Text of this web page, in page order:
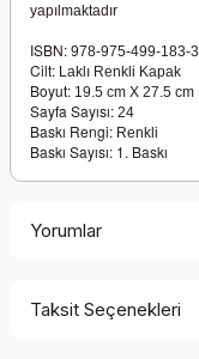
yapılmaktadır
ISBN: 978-975-499-183-3
Cilt: Laklı Renkli Kapak
Boyut: 19.5 cm X 27.5 cm
Sayfa Sayısı: 24
Baskı Rengi: Renkli
Baskı Sayısı: 1. Baskı
Yorumlar
Taksit Seçenekleri